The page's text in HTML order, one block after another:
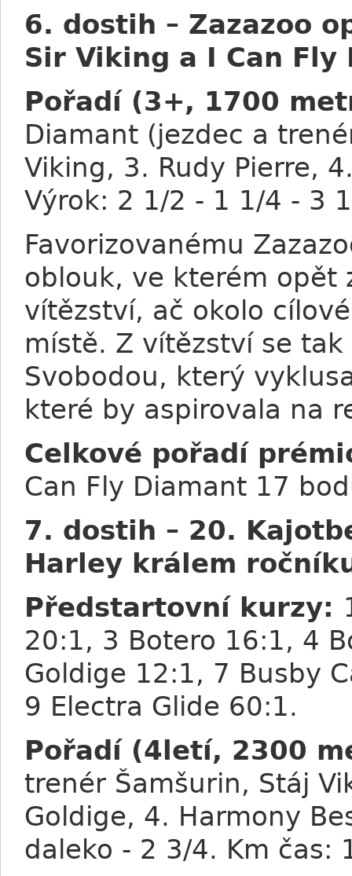
6. dostih – Zazazoo
Sir Viking a I Can Fly
Pořadí (3+, 1700
Diamant (jezdec a
Viking, 3. Rudy Pierre,
Výrok: 2 1/2 - 1 1/4 - 3
Favorizovanému
oblouk, ve kterém opět
vítězství, ač okolo
místě. Z vítězství se tak
Svobodou, který
které by aspirovala na
Celkové pořadí
Can Fly Diamant 17
7. dostih – 20.
Harley králem
Předstartovní kurzy:
20:1, 3 Botero 16:1, 4
Goldige 12:1, 7 Busby
9 Electra Glide 60:1.
Pořadí (4letí, 2300
trenér Šamšurin, Stáj
Goldige, 4. Harmony
daleko - 2 3/4. Km čas: